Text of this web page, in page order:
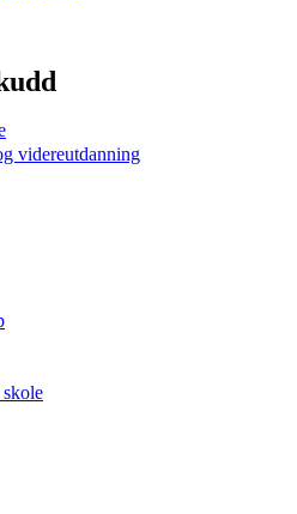
videreutdanning
skole